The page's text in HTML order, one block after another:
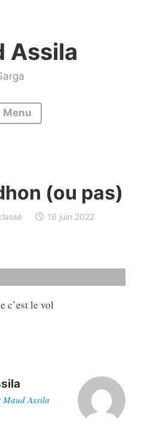
Assila
Menu
(ou pas)
16 juin 2022
c’est le vol
Assila